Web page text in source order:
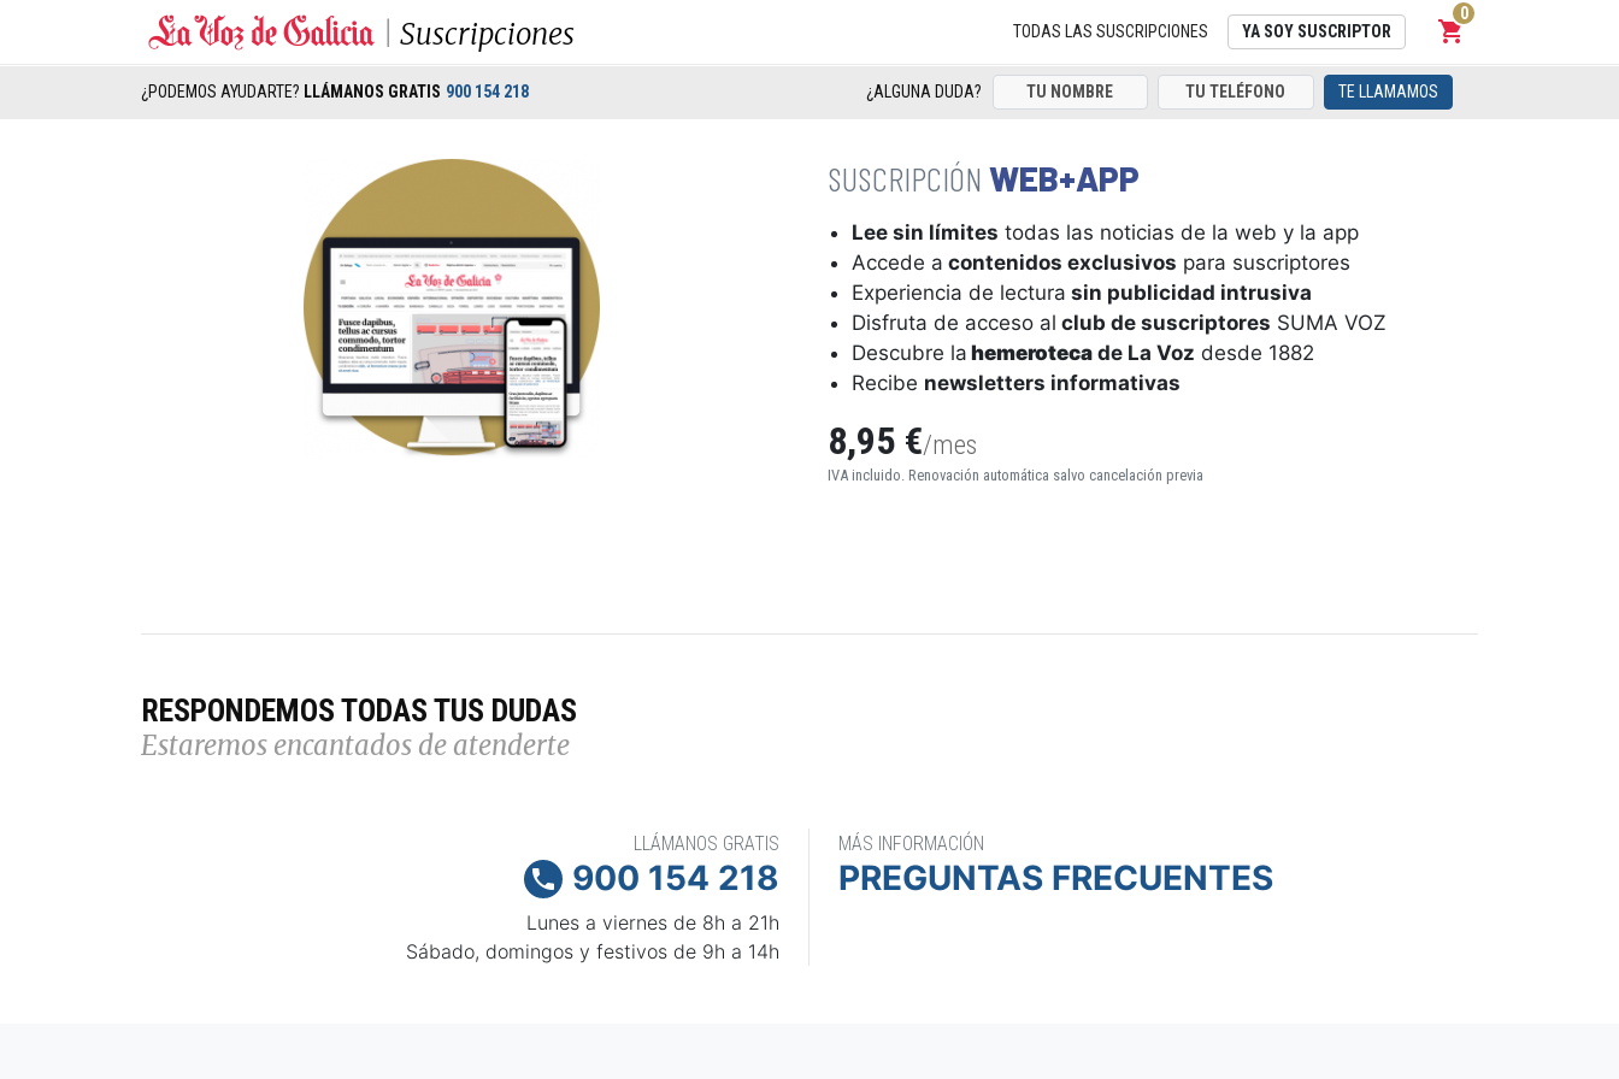
Suscripciones TODAS LAS SUSCRIPCIONES YA SOY SUSCRIPTOR shopping_cart
Carrito
0
¿PODEMOS AYUDARTE? LLÁMANOS GRATIS 900 154 218 ¿ALGUNA DUDA? TE LLAMAMOS
WEB+APP
Lee sin límites todas las noticias de la web y la app
Accede a contenidos exclusivos para suscriptores
Experiencia de lectura sin publicidad intrusiva
Disfruta de acceso al club de suscriptores SUMA VOZ
Descubre la hemeroteca de La Voz desde 1882
Recibe newsletters informativas
8,95 €/mes
IVA incluido. Renovación automática salvo cancelación previa
RESPONDEMOS TODAS TUS DUDAS
Estaremos encantados de atenderte
LLÁMANOS GRATIS
 900 154 218
Lunes a viernes de 8h a 21h
Sábado, domingos y festivos de 9h a 14h
MÁS INFORMACIÓN
PREGUNTAS FRECUENTES